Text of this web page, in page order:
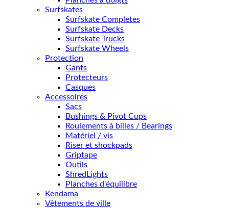
Surfskates
Surfskate Completes
Surfskate Decks
Surfskate Trucks
Surfskate Wheels
Protection
Gants
Protecteurs
Casques
Accessoires
Sacs
Bushings & Pivot Cups
Roulements à billes / Bearings
Matériel / vis
Riser et shockpads
Griptape
Outils
ShredLights
Planches d'équilibre
Kendama
Vêtements de ville